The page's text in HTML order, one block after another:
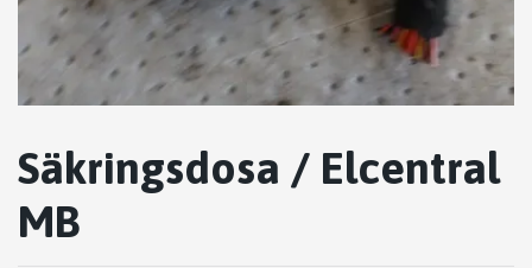
Säkringsdosa / Elcentral
MB